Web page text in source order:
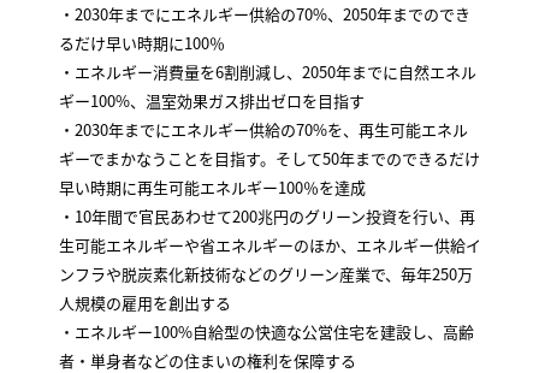
・2030年までにエネルギー供給の70%、2050年までのでき
るだけ早い時期に100％
・エネルギー消費量を6割削減し、2050年までに自然エネル
ギー100%、温室効果ガス排出ゼロを目指す
・2030年までにエネルギー供給の70%を、再生可能エネル
ギーでまかなうことを目指す。そして50年までのできるだけ
早い時期に再生可能エネルギー100％を達成
・10年間で官民あわせて200兆円のグリーン投資を行い、再
生可能エネルギーや省エネルギーのほか、エネルギー供給イ
ンフラや脱炭素化新技術などのグリーン産業で、毎年250万
人規模の雇用を創出する
・エネルギー100%自給型の快適な公営住宅を建設し、高齢
者・単身者などの住まいの権利を保障する